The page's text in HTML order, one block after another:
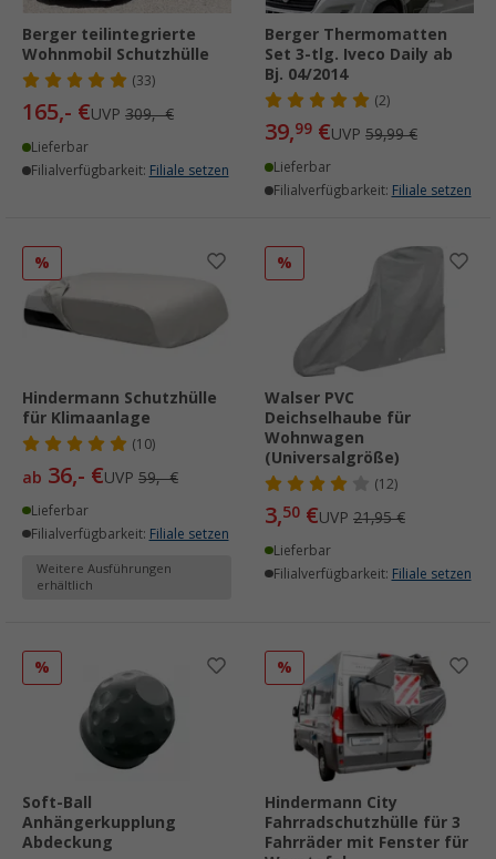
Berger teilintegrierte
Wohnmobil Schutzhülle
(33)
165,- €UVP 309,- €
Lieferbar
Filialverfügbarkeit: Filiale setzen
Berger Thermomatten
Set 3-tlg. Iveco Daily ab
Bj. 04/2014
(2)
39,99 €UVP 59,99 €
Lieferbar
Filialverfügbarkeit: Filiale setzen
%
Hindermann Schutzhülle
für Klimaanlage
(10)
ab 36,- €UVP 59,- €
Lieferbar
Filialverfügbarkeit: Filiale setzen
Weitere Ausführungen
erhältlich
%
Walser PVC
Deichselhaube für
Wohnwagen
(Universalgröße)
(12)
3,50 €UVP 21,95 €
Lieferbar
Filialverfügbarkeit: Filiale setzen
%
Soft-Ball
Anhängerkupplung
Abdeckung
%
Hindermann City
Fahrradschutzhülle für 3
Fahrräder mit Fenster für